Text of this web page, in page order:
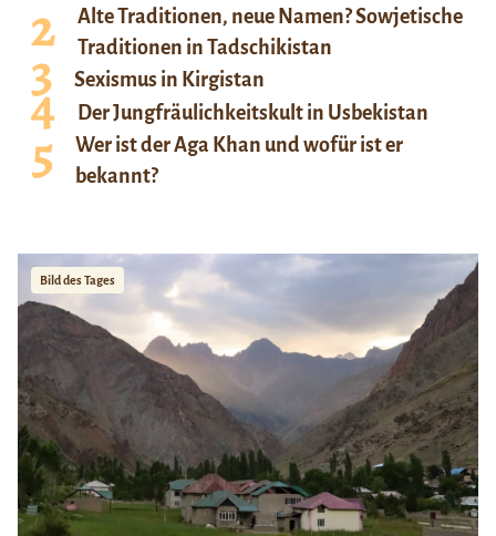
Alte Traditionen, neue Namen? Sowjetische
Traditionen in Tadschikistan
Sexismus in Kirgistan
Der Jungfräulichkeitskult in Usbekistan
Wer ist der Aga Khan und wofür ist er
bekannt?
Bild des Tages